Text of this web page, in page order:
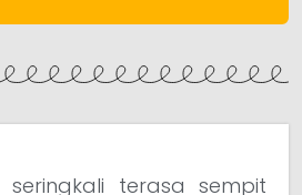
seringkali terasa sempit